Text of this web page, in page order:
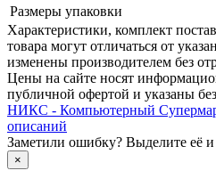
Размеры упаковки
Xарактеристики, комплект
товара могут отличаться от
изменены производителем без
Цены на сайте носят
публичной офертой и указаны
НИКС - Компьютерный
описаний
Заметили ошибку? Выделите её
×